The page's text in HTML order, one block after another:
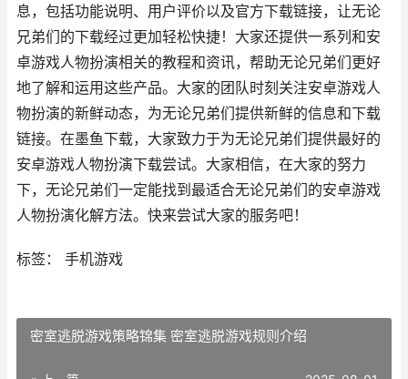
息，包括功能说明、用户评价以及官方下载链接，让无论
兄弟们的下载经过更加轻松快捷！大家还提供一系列和安
卓游戏人物扮演相关的教程和资讯，帮助无论兄弟们更好
地了解和运用这些产品。大家的团队时刻关注安卓游戏人
物扮演的新鲜动态，为无论兄弟们提供新鲜的信息和下载
链接。在墨鱼下载，大家致力于为无论兄弟们提供最好的
安卓游戏人物扮演下载尝试。大家相信，在大家的努力
下，无论兄弟们一定能找到最适合无论兄弟们的安卓游戏
人物扮演化解方法。快来尝试大家的服务吧！
标签： 手机游戏
密室逃脱游戏策略锦集 密室逃脱游戏规则介绍